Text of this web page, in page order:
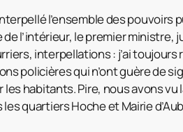
l’ensemble des pouvoirs
l’intérieur, le premier ministre,
interpellations : j’ai toujours
policières qui n’ont guère de
habitants. Pire, nous avons
quartiers Hoche et Mairie